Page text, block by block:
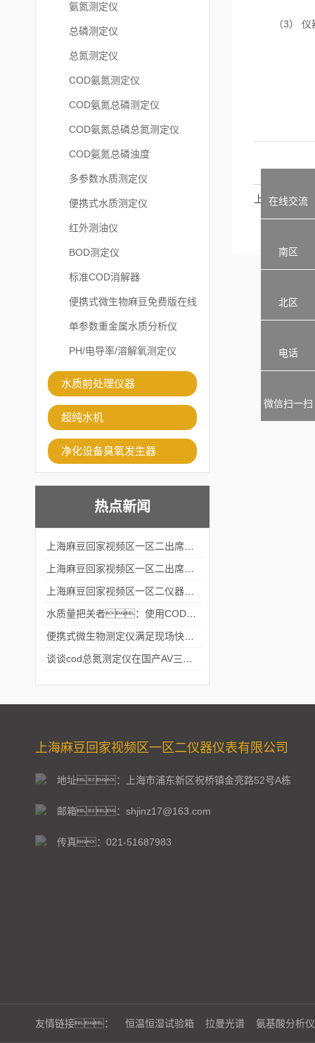
氨氮测定仪
总磷测定仪
总氮测定仪
COD氨氮测定仪
COD氨氮总磷测定仪
COD氨氮总磷总氮测定仪
COD氨氮总磷浊度
多参数水质测定仪
便携式水质测定仪
红外测油仪
BOD测定仪
标准COD消解器
便携式微生物麻豆免费版在线
观看
单参数重金属水质分析仪
PH/电导率/溶解氧测定仪
水质前处理仪器
超纯水机
净化设备臭氧发生器
热点新闻
（3） 仪
上一篇：
上海麻豆回家视频区一区二仪器仪表有限公司
地址：上海市浦东新区祝桥镇金亮路52号A栋
邮箱：shjinz17@163.com
传真：021-51687983
友情链接： 恒温恒湿试验箱 拉曼光谱 氨基酸分析仪
在线交流
南区
北区
电话
微信扫一扫